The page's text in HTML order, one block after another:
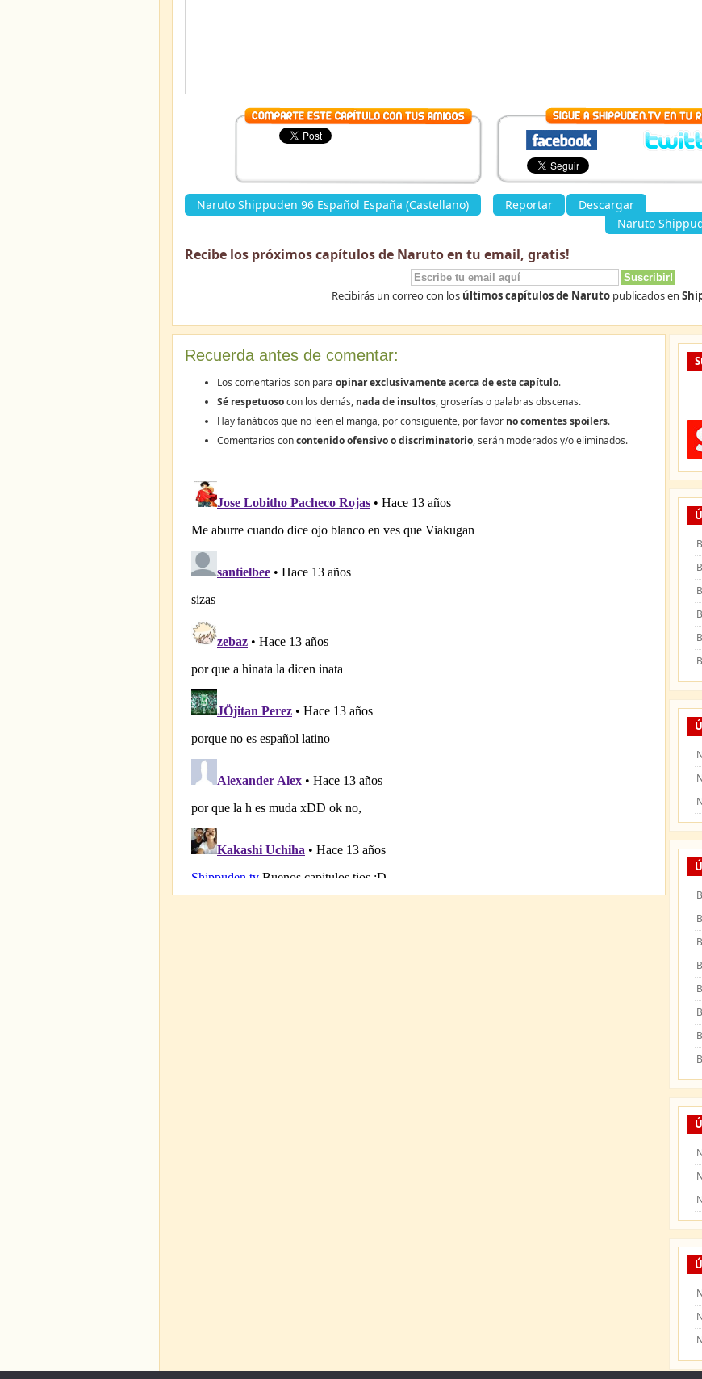
Naruto Shippuden 96 Español España (Castellano) Reportar
Descargar
Naruto
Recibe los próximos capítulos de Naruto en tu email, gratis!
Recibirás un correo con los últimos capítulos de Naruto publicados en
Recuerda antes de comentar:
Los comentarios son para opinar exclusivamente acerca de este capítulo.
Sé respetuosocon los demás, nada de insultos, groserías o palabras obscenas.
Hay fanáticos que no leen el manga, por consiguiente, por favor no comentes spoilers.
Comentarios concontenido ofensivo o discriminatorio, serán moderados y/o eliminados.